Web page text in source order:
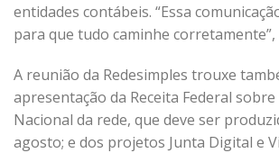
entidades contábeis. “Essa
para que tudo caminhe
A reunião da Redesimples trouxe
apresentação da Receita Federal
Nacional da rede, que deve ser
agosto; e dos projetos Junta Digital e